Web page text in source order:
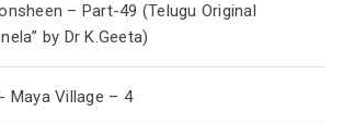
– Part-49 (Telugu Original
by Dr K.Geeta)
Maya Village – 4